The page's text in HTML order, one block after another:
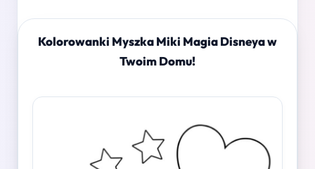
Kolorowanki Myszka Miki Magia Disneya w
Twoim Domu!